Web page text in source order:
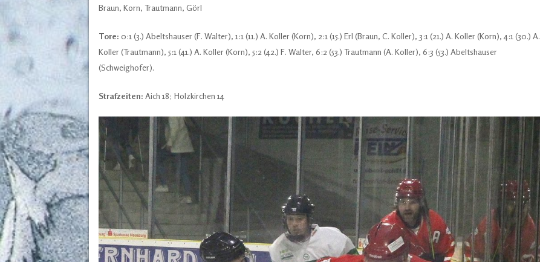
Braun, Korn, Trautmann, Görl
Tore: 0:1 (3.) Abeltshauser (F. Walter), 1:1 (11.) A. Koller (Korn), 2:1 (15.) Erl (Braun, C. Koller), 3:1 (21.) A. Koller (Korn), 4:1 (30.) A.
Koller (Trautmann), 5:1 (41.) A. Koller (Korn), 5:2 (42.) F. Walter, 6:2 (53.) Trautmann (A. Koller), 6:3 (53.) Abeltshauser
(Schweighofer).
Strafzeiten: Aich 18; Holzkirchen 14